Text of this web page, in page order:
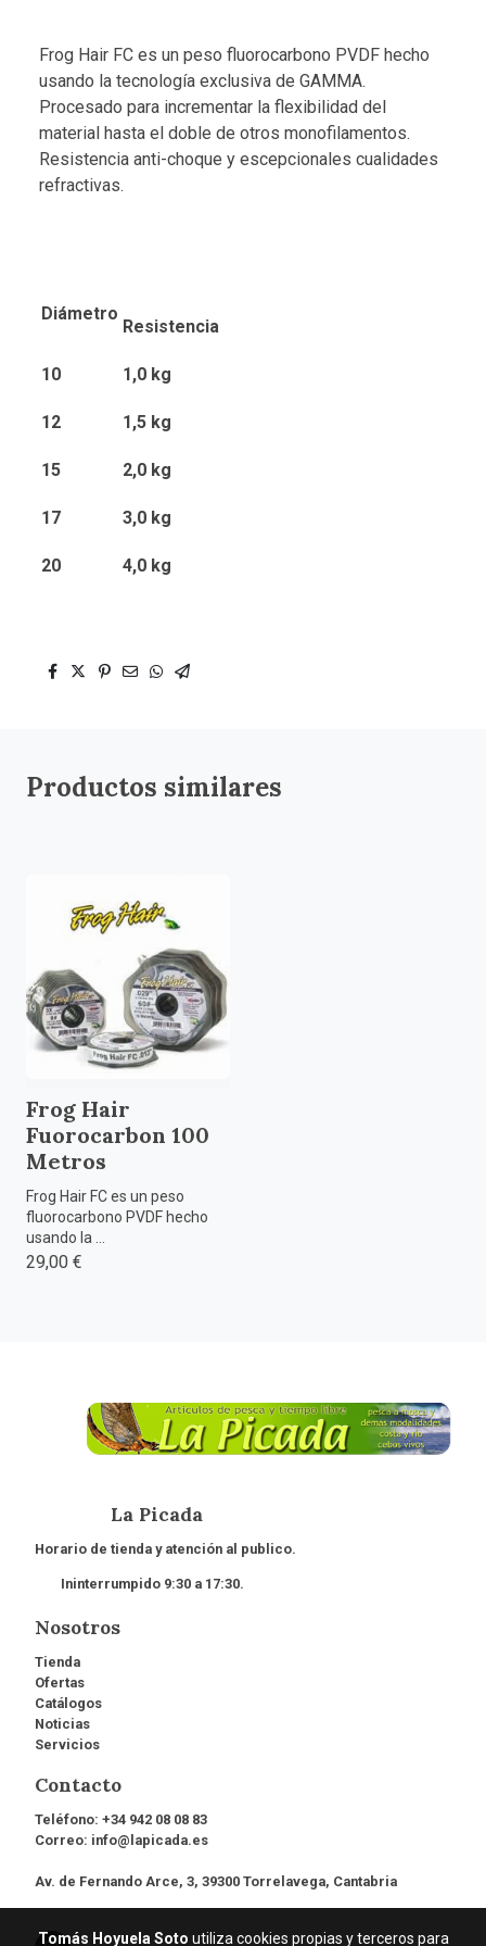
Frog Hair FC es un peso fluorocarbono PVDF hecho
usando la tecnología exclusiva de GAMMA.
Procesado para incrementar la flexibilidad del
material hasta el doble de otros monofilamentos.
Resistencia anti-choque y escepcionales cualidades
refractivas.
Diámetro
Resistencia
10 1,0 kg
12 1,5 kg
15 2,0 kg
17 3,0 kg
20 4,0 kg
Productos similares
Frog Hair
Fuorocarbon 100
Metros
Frog Hair FC es un peso
fluorocarbono PVDF hecho
usando la ...
29,00 €
La Picada
Horario de tienda y atención al publico.
Ininterrumpido 9:30 a 17:30.
Nosotros
Tienda
Ofertas
Catálogos
Noticias
Servicios
Contacto
Teléfono: +34 942 08 08 83
Correo: info@lapicada.es
Av. de Fernando Arce, 3, 39300 Torrelavega, Cantabria
Tomás Hoyuela Soto utiliza cookies propias y terceros para